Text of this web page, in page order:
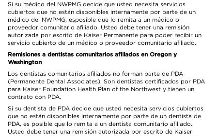
Si su médico del NWPMG decide que usted necesita servicios
cubiertos que no están disponibles internamente por parte de un
médico del NWPMG, esposible que lo remita a un médico o
proveedor comunitario afiliado. Usted debe tener una remisión
autorizada por escrito de Kaiser Permanente para poder recibir un
servicio cubierto de un médico o proveedor comunitario afiliado.
Remisiones a dentistas comunitarios afiliados en Oregon y
Washington
Los dentistas comunitarios afiliados no forman parte de PDA
(Permanente Dental Associates). Son dentistas certificados por PDA
para Kaiser Foundation Health Plan of the Northwest y tienen un
contrato con PDA.
Si su dentista de PDA decide que usted necesita servicios cubiertos
que no están disponibles internamente por parte de un dentista de
PDA, es posible que lo remita a un dentista comunitario afiliado.
Usted debe tener una remisión autorizada por escrito de Kaiser